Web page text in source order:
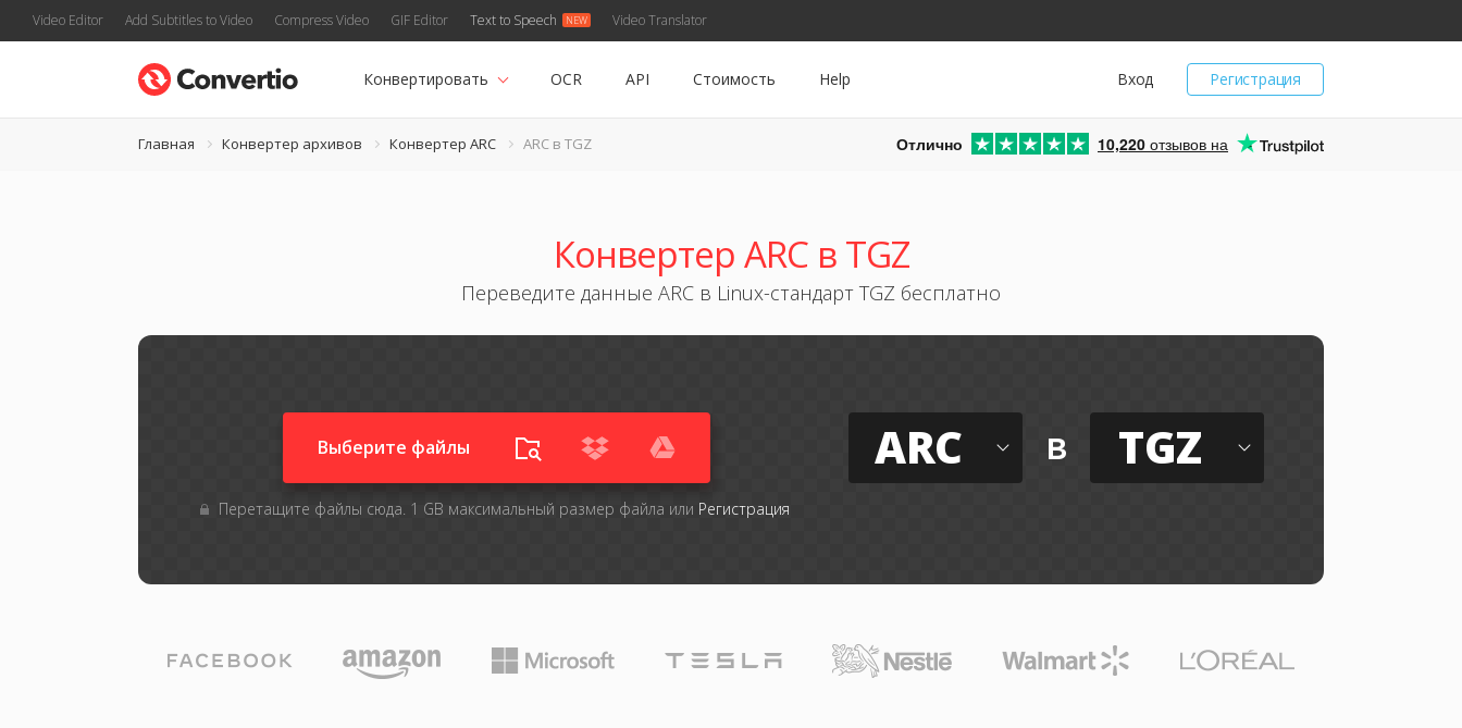
Video Editor Add Subtitles to Video Compress Video GIF Editor Text to Speech Video Translator
Регистрация
Вход
Конвертировать OCR API Стоимость Help
Главная Конвертер архивов Конвертер ARC ARC в TGZ Отлично 10,220 отзывов на
Конвертер ARC в TGZ
Переведите данные ARC в Linux-стандарт TGZ бесплатно
Выберите файлы
Перетащите файлы сюда. 1 GB максимальный размер файла или Регистрация
ARC в TGZ